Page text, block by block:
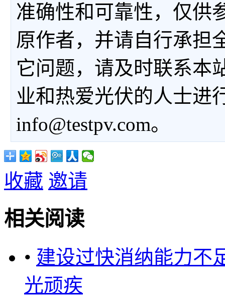
准确性和可靠性，仅供
原作者，并请自行承担
它问题，请及时联系本
业和热爱光伏的人士进
info@testpv.com。
收藏 邀请
相关阅读
• 建设过快消纳能力不
光顽疾